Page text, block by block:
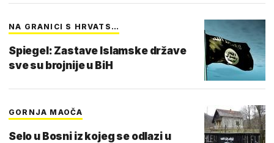
NA GRANICI S HRVATS…
Spiegel: Zastave Islamske države
sve su brojnije u BiH
GORNJA MAOČA
Selo u Bosni iz kojeg se odlazi u